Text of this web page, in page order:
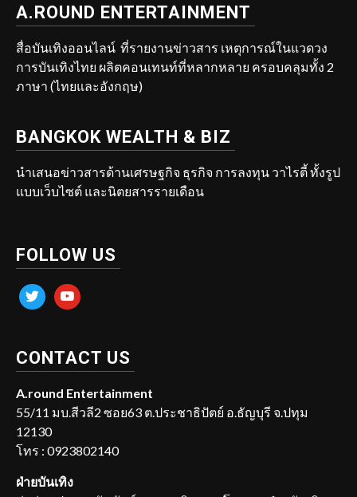
A.ROUND ENTERTAINMENT
สื่อบันเทิงออนไลน์ ที่รายงานข่าวสาร เหตุการณ์ในแวดวง
การบันเทิงไทย ผลิตคอนเทนท์ที่หลากหลาย ครอบคลุมทั้ง 2
ภาษา (ไทยและอังกฤษ)
BANGKOK WEALTH & BIZ
นำเสนอข่าวสารด้านเศรษฐกิจ ธุรกิจ การลงทุน วาไรตี้ ทั้งรูป
แบบเว็บไซต์ และนิตยสารรายเดือน
FOLLOW US
twitter youtube
CONTACT US
A.round Entertainment
55/11 มบ.สีวลี2 ซอย63 ต.ประชาธิปัตย์ อ.ธัญบุรี จ.ปทุม
12130
โทร : 0923802140
ฝ่ายบันเทิง